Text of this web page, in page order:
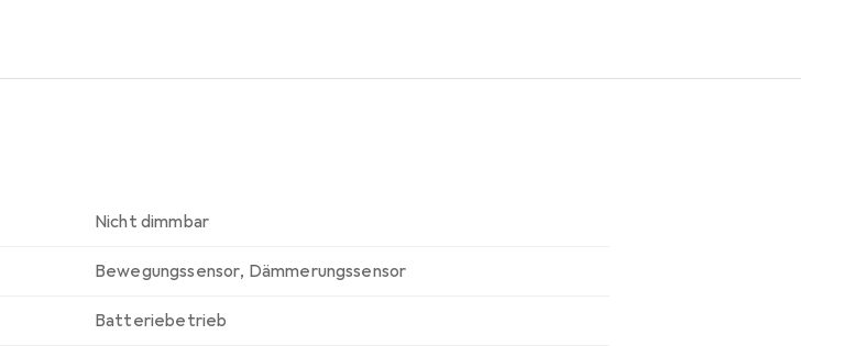
Batterien: 4xD (nicht im Lieferumfang enthalten).
Nicht dimmbar
Bewegungssensor, Dämmerungssensor
Batteriebetrieb